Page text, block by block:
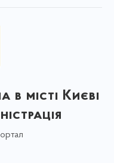
в місті Києві